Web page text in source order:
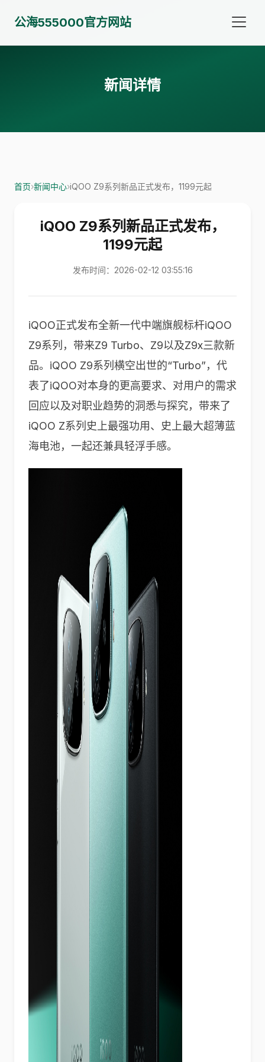
公海555000官方网站
新闻详情
首页›新闻中心›iQOO Z9系列新品正式发布，1199元起
iQOO Z9系列新品正式发布，
1199元起
发布时间：2026-02-12 03:55:16
iQOO正式发布全新一代中端旗舰标杆iQOO
Z9系列，带来Z9 Turbo、Z9以及Z9x三款新
品。iQOO Z9系列横空出世的“Turbo”，代
表了iQOO对本身的更高要求、对用户的需求
回应以及对职业趋势的洞悉与探究，带来了
iQOO Z系列史上最强功用、史上最大超薄蓝
海电池，一起还兼具轻浮手感。